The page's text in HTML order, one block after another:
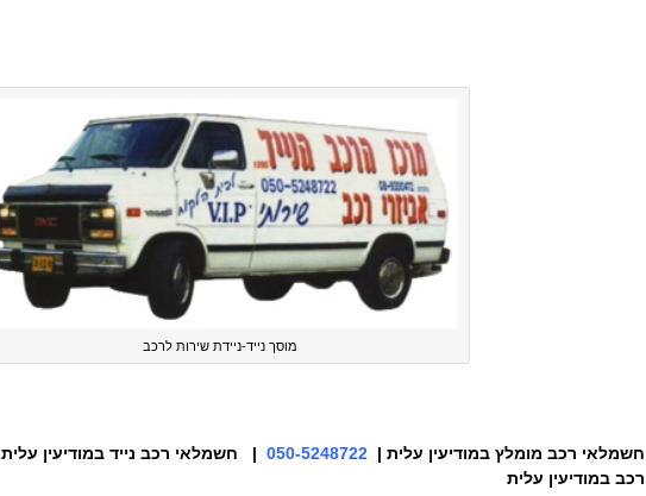
מוסך נייד-ניידת שירות לרכב
חשמלאי רכב מומלץ במודיעין עלית |050-5248722 | חשמלאי רכב ניידבמודיעין עלית
רכבבמודיעין עלית